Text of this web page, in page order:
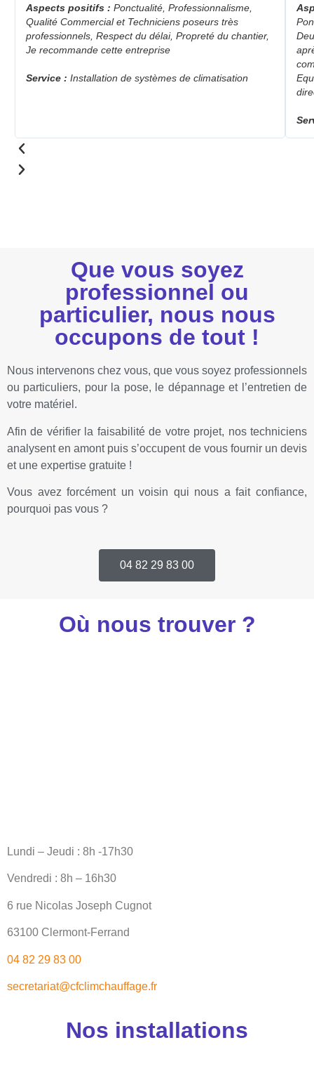
Aspects positifs : Ponctualité, Professionnalisme,
Qualité Commercial et Techniciens poseurs très
professionnels, Respect du délai, Propreté du chantier,
Je recommande cette entreprise
Service : Installation de systèmes de climatisation
Que vous soyez
professionnel ou
particulier, nous nous
occupons de tout​ !
Nous intervenons chez vous, que vous soyez professionnels
ou particuliers, pour la pose, le dépannage et l’entretien de
votre matériel.
Afin de vérifier la faisabilité de votre projet, nos techniciens
analysent en amont puis s’occupent de vous fournir un devis
et une expertise gratuite !
Vous avez forcément un voisin qui nous a fait confiance,
pourquoi pas vous ?
04 82 29 83 00
Où nous trouver ?
Lundi – Jeudi : 8h -17h30
Vendredi : 8h – 16h30
6 rue Nicolas Joseph Cugnot
63100 Clermont-Ferrand
04 82 29 83 00
secretariat@cfclimchauffage.fr
Nos installations